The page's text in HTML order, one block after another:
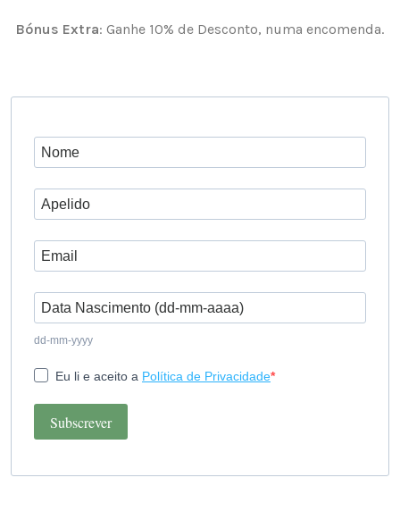
Bónus Extra: Ganhe 10% de Desconto, numa encomenda.
dd-mm-yyyy
Eu li e aceito a Política de Privacidade
Subscrever